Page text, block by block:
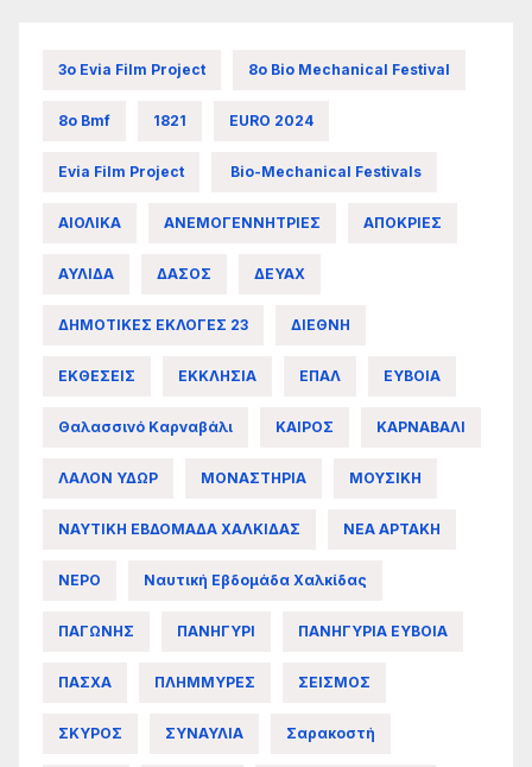
3ο Evia Film Project 8ο Bio Mechanical Festival
8ο Bmf 1821 EURO 2024
Evia Film Project Bio-Mechanical Festivals
ΑΙΟΛΙΚΑ ΑΝΕΜΟΓΕΝΝΗΤΡΙΕΣ ΑΠΟΚΡΙΕΣ
ΑΥΛΙΔΑ ΔΑΣΟΣ ΔΕΥΑΧ
ΔΗΜΟΤΙΚΕΣ ΕΚΛΟΓΕΣ 23 ΔΙΕΘΝΗ
ΕΚΘΕΣΕΙΣ ΕΚΚΛΗΣΙΑ ΕΠΑΛ ΕΥΒΟΙΑ
Θαλασσινό Καρναβάλι ΚΑΙΡΟΣ ΚΑΡΝΑΒΑΛΙ
ΛΑΛΟΝ ΥΔΩΡ ΜΟΝΑΣΤΗΡΙΑ ΜΟΥΣΙΚΗ
ΝΑΥΤΙΚΗ ΕΒΔΟΜΑΔΑ ΧΑΛΚΙΔΑΣ ΝΕΑ ΑΡΤΑΚΗ
ΝΕΡΟ Ναυτική Εβδομάδα Χαλκίδας
ΠΑΓΩΝΗΣ ΠΑΝΗΓΥΡΙ ΠΑΝΗΓΥΡΙΑ ΕΥΒΟΙΑ
ΠΑΣΧΑ ΠΛΗΜΜΥΡΕΣ ΣΕΙΣΜΟΣ
ΣΚΥΡΟΣ ΣΥΝΑΥΛΙΑ Σαρακοστή